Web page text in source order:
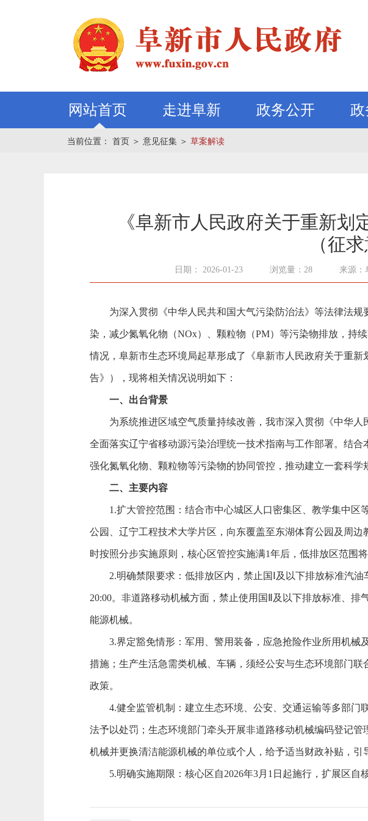
网站首页 走进阜新 政务公开 政
当前位置： 首页 ＞ 意见征集 ＞ 草案解读
《阜新市人民政府关于重新
（征
日期： 2026-01-23 浏览量：28 来源：
为深入贯彻《中华人民共和国大气污染防治法》等法律法规
染，减少氮氧化物（NOx）、颗粒物（PM）等污染物排放，持
情况，阜新市生态环境局起草形成了《阜新市人民政府关于重
告》），现将相关情况说明如下：
一、出台背景
为系统推进区域空气质量持续改善，我市深入贯彻《中华人
全面落实辽宁省移动源污染治理统一技术指南与工作部署。结
强化氮氧化物、颗粒物等污染物的协同管控，推动建立一套科
二、主要内容
1.扩大管控范围：结合市中心城区人口密集区、教学集中区
公园、辽宁工程技术大学片区，向东覆盖至东湖体育公园及周
时按照分步实施原则，核心区管控实施满1年后，低排放区范围
2.明确禁限要求：低排放区内，禁止国Ⅰ及以下排放标准汽油
20:00。非道路移动机械方面，禁止使用国Ⅱ及以下排放标准、
能源机械。
3.界定豁免情形：军用、警用装备，应急抢险作业所用机械
措施；生产生活急需类机械、车辆，须经公安与生态环境部门
政策。
4.健全监管机制：建立生态环境、公安、交通运输等多部门
法予以处罚；生态环境部门牵头开展非道路移动机械编码登记
机械并更换清洁能源机械的单位或个人，给予适当财政补贴，引
5.明确实施期限：核心区自2026年3月1日起施行，扩展区自